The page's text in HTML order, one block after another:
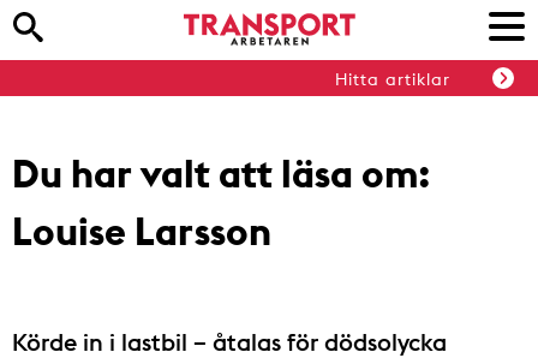
Hitta artiklar
Du har valt att läsa om:
Louise Larsson
Körde in i lastbil – åtalas för dödsolycka